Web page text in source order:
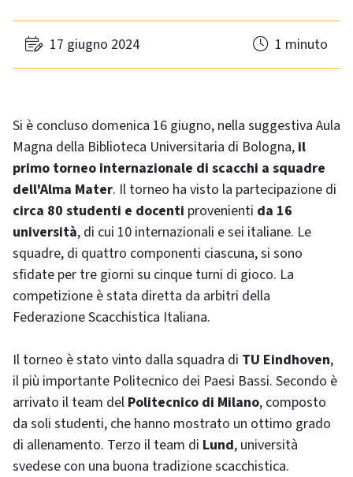
17 giugno 2024 1 minuto
Si è concluso domenica 16 giugno, nella suggestiva Aula
Magna della Biblioteca Universitaria di Bologna, il
primo torneo internazionale di scacchi a squadre
dell'Alma Mater. Il torneo ha visto la partecipazione di
circa 80 studenti e docenti provenienti da 16
università, di cui 10 internazionali e sei italiane. Le
squadre, di quattro componenti ciascuna, si sono
sfidate per tre giorni su cinque turni di gioco. La
competizione è stata diretta da arbitri della
Federazione Scacchistica Italiana.
Il torneo è stato vinto dalla squadra di TU Eindhoven,
il più importante Politecnico dei Paesi Bassi. Secondo è
arrivato il team del Politecnico di Milano, composto
da soli studenti, che hanno mostrato un ottimo grado
di allenamento. Terzo il team di Lund, università
svedese con una buona tradizione scacchistica.